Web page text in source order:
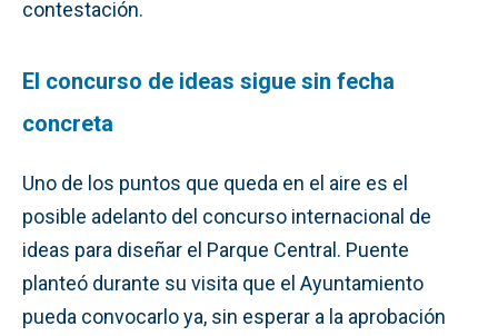
contestación.
El concurso de ideas sigue sin fecha
concreta
Uno de los puntos que queda en el aire es el
posible adelanto del concurso internacional de
ideas para diseñar el Parque Central. Puente
planteó durante su visita que el Ayuntamiento
pueda convocarlo ya, sin esperar a la aprobación